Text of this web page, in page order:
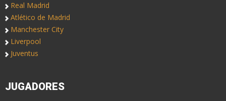
Real Madrid
Atlético de Madrid
Manchester City
Liverpool
Juventus
JUGADORES